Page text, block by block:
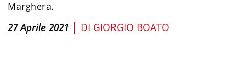
Marghera.
27 Aprile 2021 | DI GIORGIO BOATO